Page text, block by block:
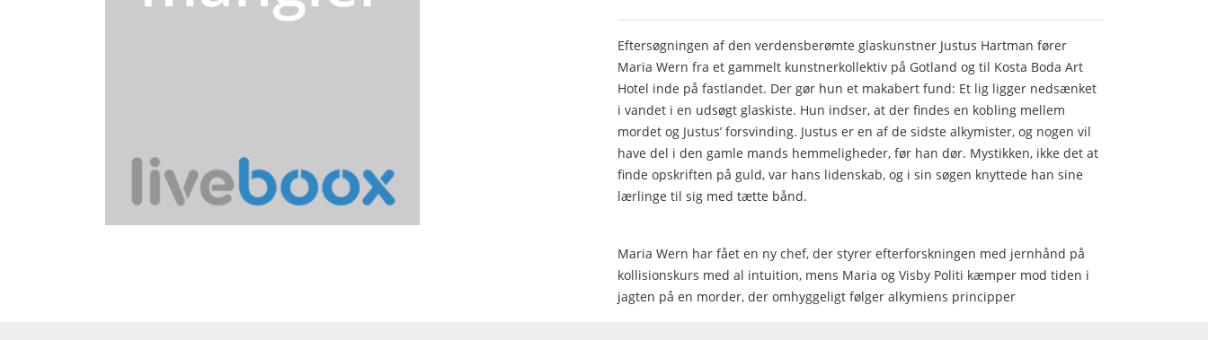
Eftersøgningen af den verdensberømte glaskunstner Justus Hartman fører
Maria Wern fra et gammelt kunstnerkollektiv på Gotland og til Kosta Boda Art
Hotel inde på fastlandet. Der gør hun et makabert fund: Et lig ligger nedsænket
i vandet i en udsøgt glaskiste. Hun indser, at der findes en kobling mellem
mordet og Justus’ forsvinding. Justus er en af de sidste alkymister, og nogen vil
have del i den gamle mands hemmeligheder, før han dør. Mystikken, ikke det at
finde opskriften på guld, var hans lidenskab, og i sin søgen knyttede han sine
lærlinge til sig med tætte bånd.
Maria Wern har fået en ny chef, der styrer efterforskningen med jernhånd på
kollisionskurs med al intuition, mens Maria og Visby Politi kæmper mod tiden i
jagten på en morder, der omhyggeligt følger alkymiens principper